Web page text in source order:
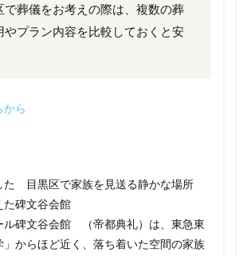
で葬儀をお考えの際は、複数の葬
やプラン内容を比較しておくと安
から
た 目黒区で家族を見送る静かな場所
た碑文谷会館
ル碑文谷会館 （帝都典礼）は、東急東
」からほど近く、落ち着いた空間の家族